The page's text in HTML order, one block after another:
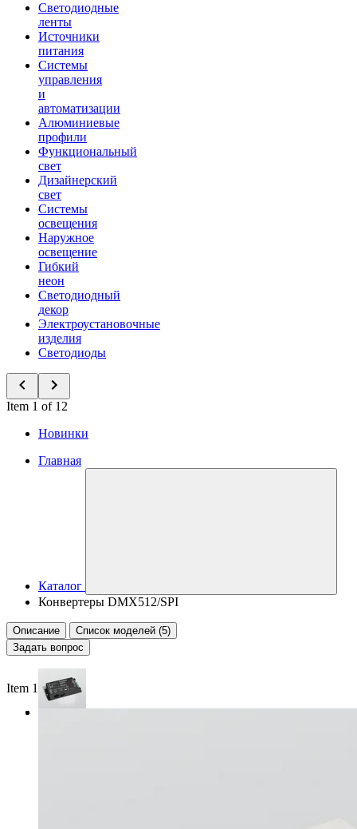
Светодиодные
ленты
Источники
питания
Системы
управления
и
автоматизации
Алюминиевые
профили
Функциональный
свет
Дизайнерский
свет
Системы
освещения
Наружное
освещение
Гибкий
неон
Светодиодный
декор
Электроустановочные
изделия
Светодиоды
Item 1 of 12
Новинки
Главная
Каталог
Конвертеры DMX512/SPI
Описание
Список моделей (5)
Задать вопрос
Item 1 of 3